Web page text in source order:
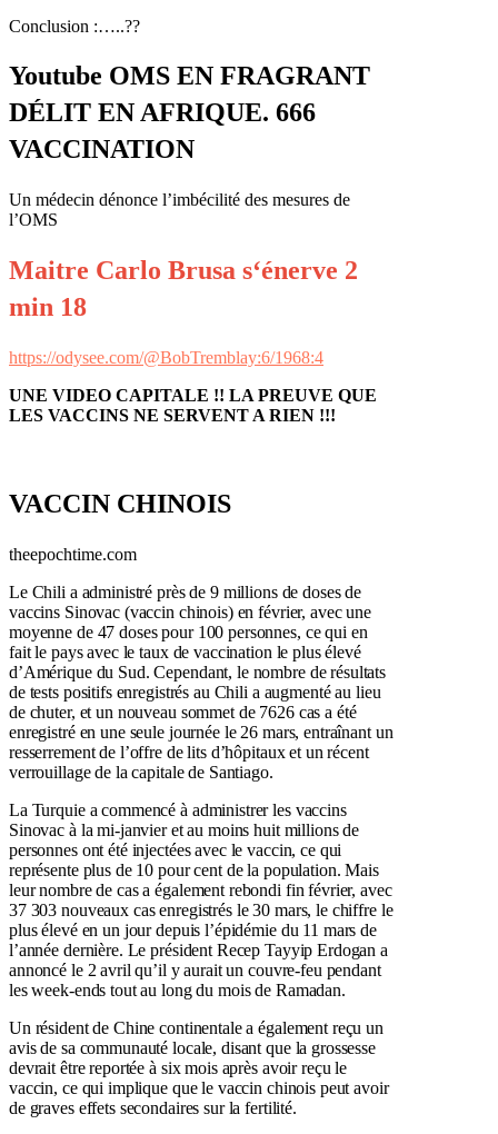
Conclusion :…..??
Youtube OMS EN FRAGRANT
DÉLIT EN AFRIQUE. 666
VACCINATION
Un médecin dénonce l’imbécilité des mesures de
l’OMS
Maitre Carlo Brusa s‘énerve 2
min 18
https://odysee.com/@BobTremblay:6/1968:4
UNE VIDEO CAPITALE !! LA PREUVE QUE
LES VACCINS NE SERVENT A RIEN !!!
VACCIN CHINOIS
theepochtime.com
Le Chili a administré près de 9 millions de doses de
vaccins Sinovac (vaccin chinois) en février, avec une
moyenne de 47 doses pour 100 personnes, ce qui en
fait le pays avec le taux de vaccination le plus élevé
d’Amérique du Sud. Cependant, le nombre de résultats
de tests positifs enregistrés au Chili a augmenté au lieu
de chuter, et un nouveau sommet de 7626 cas a été
enregistré en une seule journée le 26 mars, entraînant un
resserrement de l’offre de lits d’hôpitaux et un récent
verrouillage de la capitale de Santiago.
La Turquie a commencé à administrer les vaccins
Sinovac à la mi-janvier et au moins huit millions de
personnes ont été injectées avec le vaccin, ce qui
représente plus de 10 pour cent de la population. Mais
leur nombre de cas a également rebondi fin février, avec
37 303 nouveaux cas enregistrés le 30 mars, le chiffre le
plus élevé en un jour depuis l’épidémie du 11 mars de
l’année dernière. Le président Recep Tayyip Erdogan a
annoncé le 2 avril qu’il y aurait un couvre-feu pendant
les week-ends tout au long du mois de Ramadan.
Un résident de Chine continentale a également reçu un
avis de sa communauté locale, disant que la grossesse
devrait être reportée à six mois après avoir reçu le
vaccin, ce qui implique que le vaccin chinois peut avoir
de graves effets secondaires sur la fertilité.